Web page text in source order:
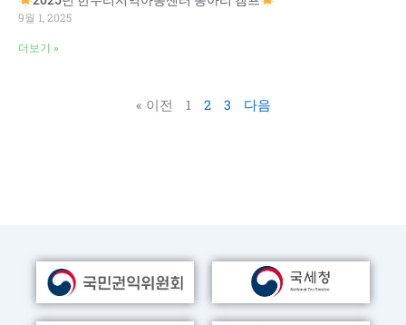
9월 1, 2025
더보기 »
« 이전 1 2 3 다음